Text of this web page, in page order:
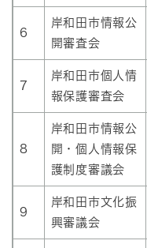
6
岸和田市情報公
開審査会
7
岸和田市個人情
報保護審査会
8
岸和田市情報公
開・個人情報保
護制度審議会
9
岸和田市文化振
興審議会